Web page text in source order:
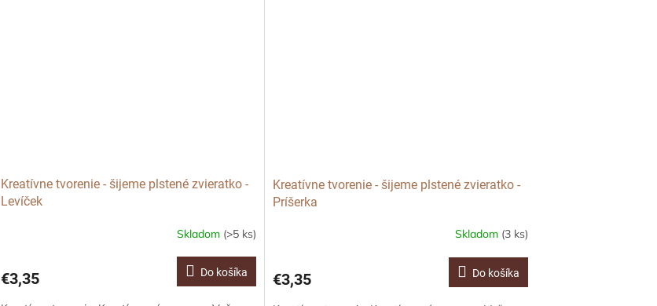
Kreatívne tvorenie - šijeme plstené zvieratko -
Levíček
Skladom (>5 ks)
€3,35 Do košíka
Kreatívne tvorenie - šijeme plstené zvieratko -
Príšerka
Skladom (3 ks)
€3,35 Do košíka